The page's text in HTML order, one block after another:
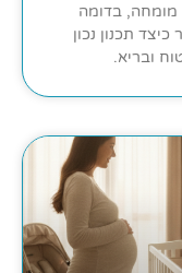
מומחה, בדומה
תכנון נכון
ובריא.